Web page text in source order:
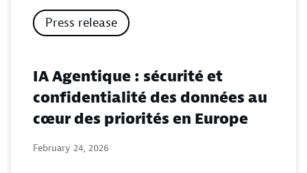
Press release
IA Agentique : sécurité et
confidentialité des données au
cœur des priorités en Europe
February 24, 2026